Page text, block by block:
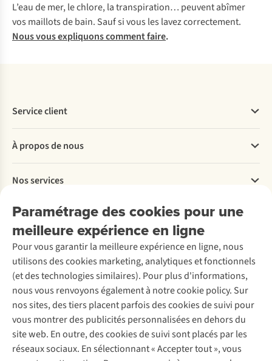
L’eau de mer, le chlore, la transpiration… peuvent abîmer
vos maillots de bain. Sauf si vous les lavez correctement.
Nous vous expliquons comment faire.
Paramétrage des cookies pour une
meilleure expérience en ligne
Pour vous garantir la meilleure expérience en ligne, nous
utilisons des cookies marketing, analytiques et fonctionnels
(et des technologies similaires). Pour plus d'informations,
nous vous renvoyons également à notre cookie policy. Sur
nos sites, des tiers placent parfois des cookies de suivi pour
vous montrer des publicités personnalisées en dehors du
site web. En outre, des cookies de suivi sont placés par les
réseaux sociaux. En sélectionnant « Accepter tout », vous
Service client
Commander
Payer
Livraison
Rétractation d'une commande
Entretien & réparations
Garantie
Contactez-nous
À propos de nous
Explore More
À propos d’Ayacucho
Nos magasins
À propos d’A.S.Adventure
Déclaration d'accessibilité
Nos services
Location / Location sports d’hiver
Entretien de ski
Service de lavage
Entretien de chaussures
Réparation de chaussures
Réparation de vêtements
Retouches
Pour les entreprises
Découvrez
A.S.Magazine
Explore Camp
Gear Check
Expertise & conseils
Abonnez-vous à la newsletter
Suivez-nous